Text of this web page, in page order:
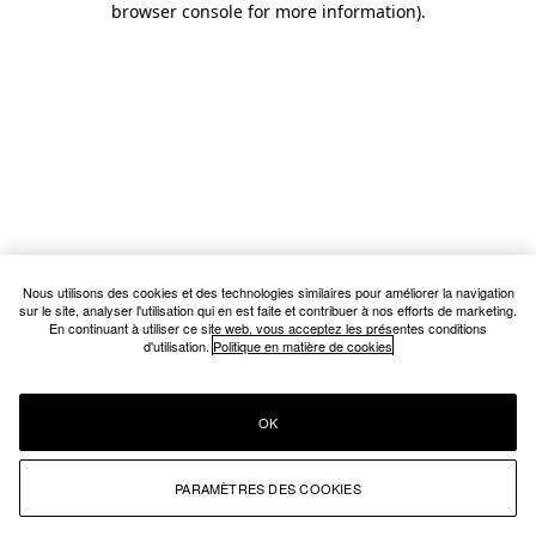
browser console for more information).
Nous utilisons des cookies et des technologies similaires pour améliorer la navigation
sur le site, analyser l'utilisation qui en est faite et contribuer à nos efforts de marketing.
En continuant à utiliser ce site web, vous acceptez les présentes conditions
d'utilisation. Politique en matière de cookies
PARAMÈTRES DES COOKIES
OK